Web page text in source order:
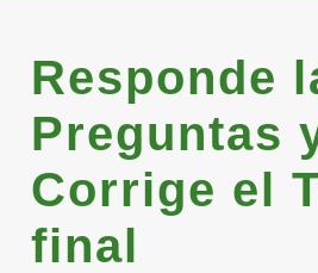
Responde
Preguntas
Corrige el
final